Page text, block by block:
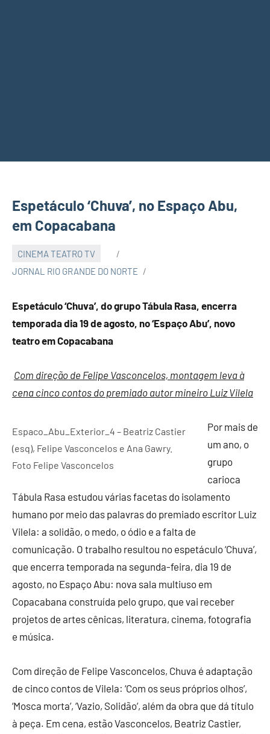
Espetáculo ‘Chuva’, no Espaço Abu,
em Copacabana
CINEMA TEATRO TV
JORNAL RIO GRANDE DO NORTE
Espetáculo ‘Chuva’, do grupo Tábula Rasa, encerra
temporada dia 19 de agosto, no ‘Espaço Abu’, novo
teatro em Copacabana
Com direção de Felipe Vasconcelos, montagem leva à
cena cinco contos do premiado autor mineiro Luiz Vilela
Espaco_Abu_Exterior_4 – Beatriz Castier
(esq), Felipe Vasconcelos e Ana Gawry.
Foto Felipe Vasconcelos
Por mais de
um ano, o
grupo
carioca
Tábula Rasa estudou várias facetas do isolamento
humano por meio das palavras do premiado escritor Luiz
Vilela: a solidão, o medo, o ódio e a falta de
comunicação. O trabalho resultou no espetáculo ‘Chuva’,
que encerra temporada na segunda-feira, dia 19 de
agosto, no Espaço Abu: nova sala multiuso em
Copacabana construída pelo grupo, que vai receber
projetos de artes cênicas, literatura, cinema, fotografia
e música.
Com direção de Felipe Vasconcelos, Chuva é adaptação
de cinco contos de Vilela: ‘Com os seus próprios olhos’,
‘Mosca morta’, ‘Vazio, Solidão’, além da obra que dá título
à peça. Em cena, estão Vasconcelos, Beatriz Castier,